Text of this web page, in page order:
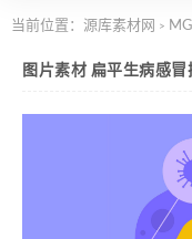
当前位置： 源库素材网 >
图片素材 扁平生病感